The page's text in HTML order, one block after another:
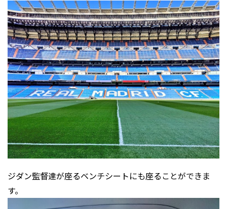
ジダン監督達が座るベンチシートにも座ることができま
す。